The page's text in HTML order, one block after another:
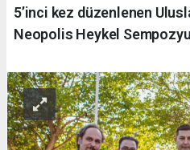
5’inci kez düzenlenen
Neopolis Heykel